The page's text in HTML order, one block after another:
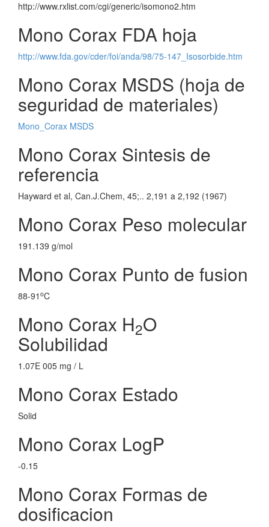
http://www.rxlist.com/cgi/generic/isomono2.htm
Mono Corax FDA hoja
http://www.fda.gov/cder/foi/anda/98/75-147_Isosorbide.htm
Mono Corax MSDS (hoja de
seguridad de materiales)
Mono_Corax MSDS
Mono Corax Sintesis de
referencia
Hayward et al, Can.J.Chem, 45;.. 2,191 a 2,192 (1967)
Mono Corax Peso molecular
191.139 g/mol
Mono Corax Punto de fusion
88-91 oC
Mono Corax H2O
Solubilidad
1.07E 005 mg / L
Mono Corax Estado
Solid
Mono Corax LogP
-0.15
Mono Corax Formas de
dosificacion